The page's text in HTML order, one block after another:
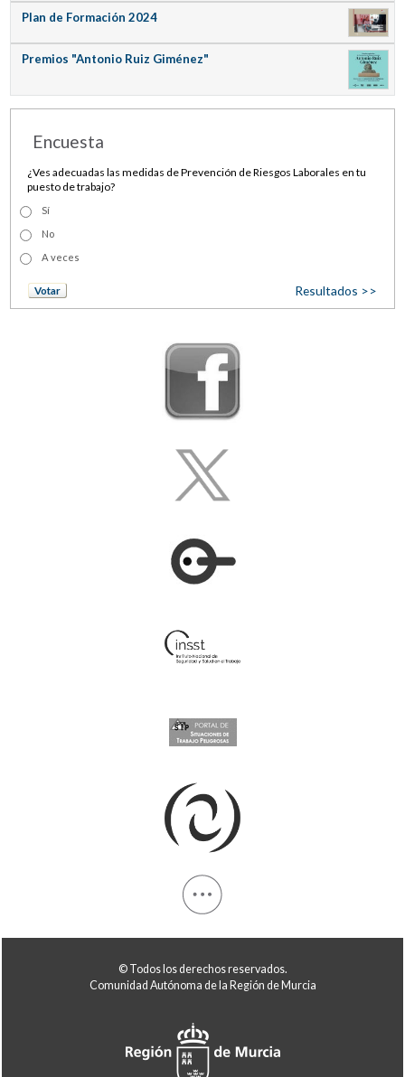
Plan de Formación 2024
Premios "Antonio Ruiz Giménez"
Encuesta
¿Ves adecuadas las medidas de Prevención de Riesgos Laborales en tu
puesto de trabajo?
Sí
No
A veces
Resultados >>
© Todos los derechos reservados.
Comunidad Autónoma de la Región de Murcia